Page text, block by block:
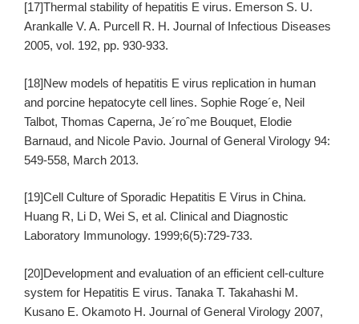
[17]Thermal stability of hepatitis E virus. Emerson S. U.
Arankalle V. A. Purcell R. H. Journal of Infectious Diseases
2005, vol. 192, pp. 930-933.
[18]New models of hepatitis E virus replication in human
and porcine hepatocyte cell lines. Sophie Roge´e, Neil
Talbot, Thomas Caperna, Je´roˆme Bouquet, Elodie
Barnaud, and Nicole Pavio. Journal of General Virology 94:
549-558, March 2013.
[19]Cell Culture of Sporadic Hepatitis E Virus in China.
Huang R, Li D, Wei S, et al. Clinical and Diagnostic
Laboratory Immunology. 1999;6(5):729-733.
[20]Development and evaluation of an efficient cell-culture
system for Hepatitis E virus. Tanaka T. Takahashi M.
Kusano E. Okamoto H. Journal of General Virology 2007,